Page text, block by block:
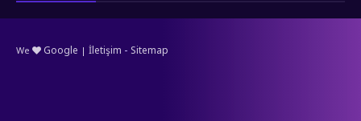
We Google | İletişim - Sitemap